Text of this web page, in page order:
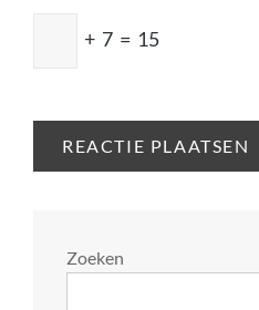
+ 7 = 15
Zoeken